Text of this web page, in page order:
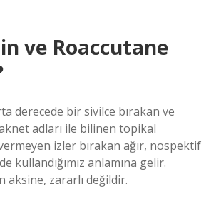
ve Roaccutane
derecede bir sivilce bırakan ve
adları ile bilinen topikal
izler bırakan ağır, nospektif
kullandığımız anlamına gelir.
aksine, zararlı değildir.